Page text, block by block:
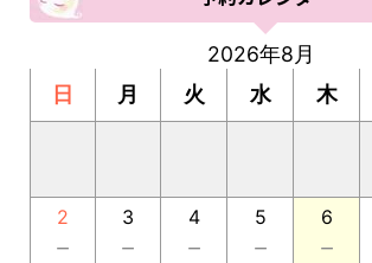
2026年8月
日
月 火 水 木
2
－
3
－
4
－
5
－
6
－